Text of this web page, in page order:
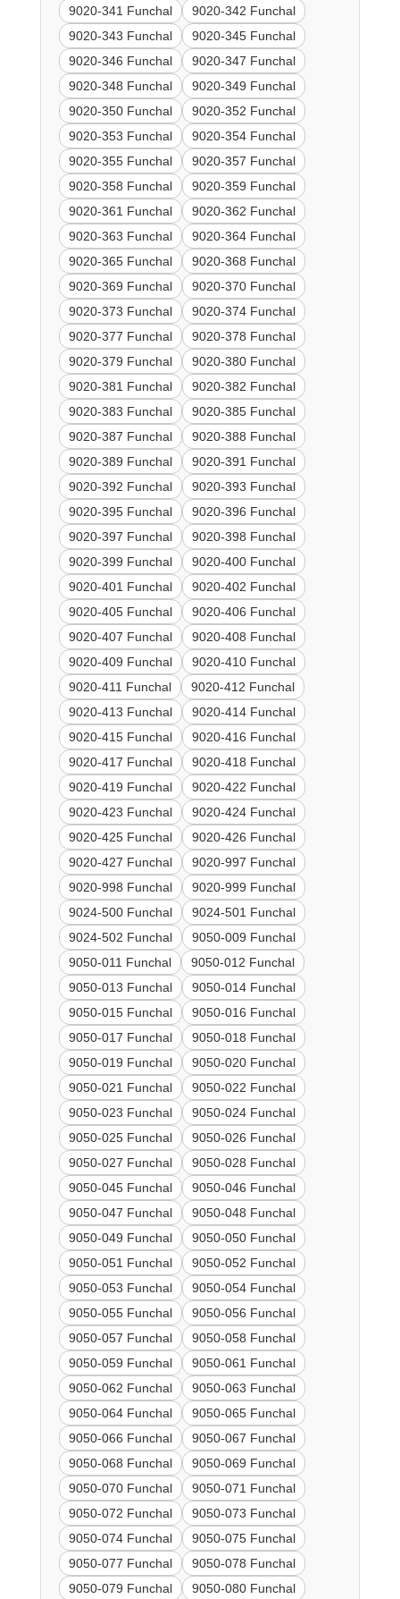
9020-341 Funchal
9020-342 Funchal
9020-343 Funchal
9020-345 Funchal
9020-346 Funchal
9020-347 Funchal
9020-348 Funchal
9020-349 Funchal
9020-350 Funchal
9020-352 Funchal
9020-353 Funchal
9020-354 Funchal
9020-355 Funchal
9020-357 Funchal
9020-358 Funchal
9020-359 Funchal
9020-361 Funchal
9020-362 Funchal
9020-363 Funchal
9020-364 Funchal
9020-365 Funchal
9020-368 Funchal
9020-369 Funchal
9020-370 Funchal
9020-373 Funchal
9020-374 Funchal
9020-377 Funchal
9020-378 Funchal
9020-379 Funchal
9020-380 Funchal
9020-381 Funchal
9020-382 Funchal
9020-383 Funchal
9020-385 Funchal
9020-387 Funchal
9020-388 Funchal
9020-389 Funchal
9020-391 Funchal
9020-392 Funchal
9020-393 Funchal
9020-395 Funchal
9020-396 Funchal
9020-397 Funchal
9020-398 Funchal
9020-399 Funchal
9020-400 Funchal
9020-401 Funchal
9020-402 Funchal
9020-405 Funchal
9020-406 Funchal
9020-407 Funchal
9020-408 Funchal
9020-409 Funchal
9020-410 Funchal
9020-411 Funchal
9020-412 Funchal
9020-413 Funchal
9020-414 Funchal
9020-415 Funchal
9020-416 Funchal
9020-417 Funchal
9020-418 Funchal
9020-419 Funchal
9020-422 Funchal
9020-423 Funchal
9020-424 Funchal
9020-425 Funchal
9020-426 Funchal
9020-427 Funchal
9020-997 Funchal
9020-998 Funchal
9020-999 Funchal
9024-500 Funchal
9024-501 Funchal
9024-502 Funchal
9050-009 Funchal
9050-011 Funchal
9050-012 Funchal
9050-013 Funchal
9050-014 Funchal
9050-015 Funchal
9050-016 Funchal
9050-017 Funchal
9050-018 Funchal
9050-019 Funchal
9050-020 Funchal
9050-021 Funchal
9050-022 Funchal
9050-023 Funchal
9050-024 Funchal
9050-025 Funchal
9050-026 Funchal
9050-027 Funchal
9050-028 Funchal
9050-045 Funchal
9050-046 Funchal
9050-047 Funchal
9050-048 Funchal
9050-049 Funchal
9050-050 Funchal
9050-051 Funchal
9050-052 Funchal
9050-053 Funchal
9050-054 Funchal
9050-055 Funchal
9050-056 Funchal
9050-057 Funchal
9050-058 Funchal
9050-059 Funchal
9050-061 Funchal
9050-062 Funchal
9050-063 Funchal
9050-064 Funchal
9050-065 Funchal
9050-066 Funchal
9050-067 Funchal
9050-068 Funchal
9050-069 Funchal
9050-070 Funchal
9050-071 Funchal
9050-072 Funchal
9050-073 Funchal
9050-074 Funchal
9050-075 Funchal
9050-077 Funchal
9050-078 Funchal
9050-079 Funchal
9050-080 Funchal